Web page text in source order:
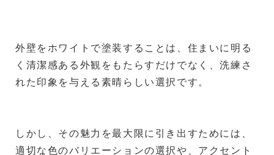
外壁をホワイトで塗装することは、住まいに明る
く清潔感ある外観をもたらすだけでなく、洗練さ
れた印象を与える素晴らしい選択です。
しかし、その魅力を最大限に引き出すためには、
適切な色のバリエーションの選択や、アクセント